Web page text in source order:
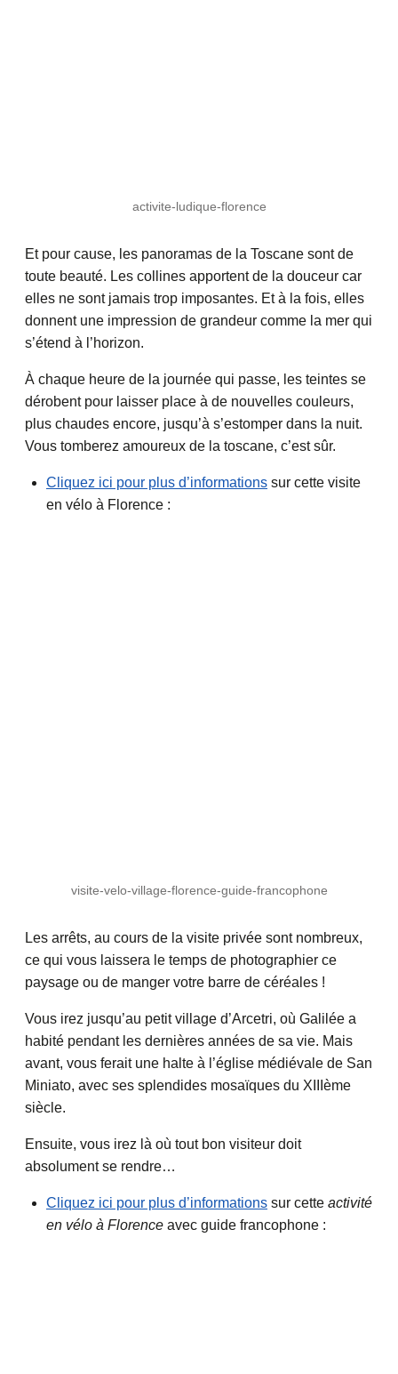
activite-ludique-florence
Et pour cause, les panoramas de la Toscane sont de
toute beauté. Les collines apportent de la douceur car
elles ne sont jamais trop imposantes. Et à la fois, elles
donnent une impression de grandeur comme la mer qui
s’étend à l’horizon.
À chaque heure de la journée qui passe, les teintes se
dérobent pour laisser place à de nouvelles couleurs,
plus chaudes encore, jusqu’à s’estomper dans la nuit.
Vous tomberez amoureux de la toscane, c’est sûr.
Cliquez ici pour plus d’informations sur cette visite
en vélo à Florence :
visite-velo-village-florence-guide-francophone
Les arrêts, au cours de la visite privée sont nombreux,
ce qui vous laissera le temps de photographier ce
paysage ou de manger votre barre de céréales !
Vous irez jusqu’au petit village d’Arcetri, où Galilée a
habité pendant les dernières années de sa vie. Mais
avant, vous ferait une halte à l’église médiévale de San
Miniato, avec ses splendides mosaïques du XIIIème
siècle.
Ensuite, vous irez là où tout bon visiteur doit
absolument se rendre…
Cliquez ici pour plus d’informations sur cette activité
en vélo à Florence avec guide francophone :